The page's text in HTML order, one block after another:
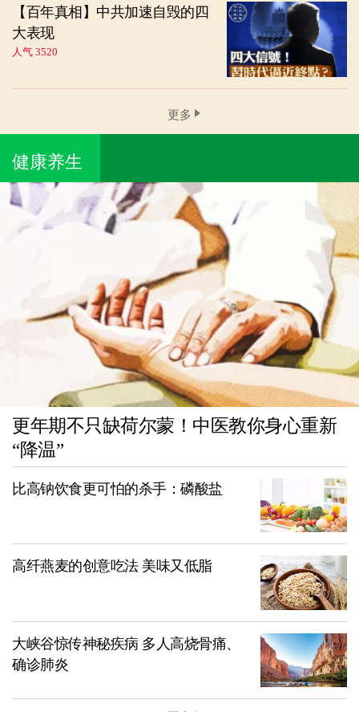
【百年真相】中共加速自毁的四
大表现
人气 3520
更多
健康养生
更年期不只缺荷尔蒙！中医教你身心重新
“降温”
比高钠饮食更可怕的杀手：磷酸盐
高纤燕麦的创意吃法 美味又低脂
大峡谷惊传神秘疾病 多人高烧骨痛、
确诊肺炎